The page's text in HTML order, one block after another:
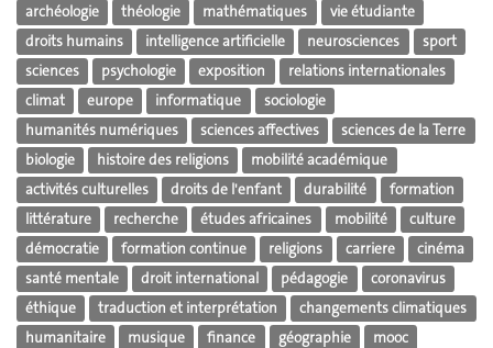
archéologie
théologie mathématiques
vie étudiante
droits humains
intelligence artificielle neurosciences
sport
sciences
psychologie exposition
relations internationales
climat
europe informatique
sociologie
humanités numériques
sciences affectives
sciences de la Terre
biologie
histoire des religions
mobilité académique
activités culturelles
droits de l'enfant durabilité
formation
littérature
recherche études africaines mobilité
culture
démocratie
formation continue religions carriere
cinéma
santé mentale
droit international pédagogie
coronavirus
éthique
traduction et interprétation
changements climatiques
humanitaire
musique finance géographie
mooc